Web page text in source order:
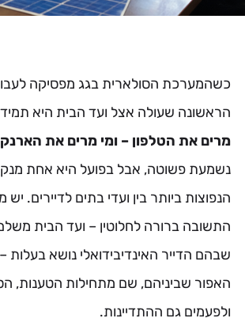
כשהמערכת הסולארית בגג מפסיקה
הראשונה שעולה אצל ועד הבית היא
מרים את הטלפון – ומי מרים את
נשמעת פשוטה, אבל בפועל היא אחת
הנפוצות ביותר בין ועדי בתים לדיירים.
התשובה ברורה לחלוטין – ועד הבית
שבהם הדייר האינדיבידואלי נושא בעלות
האפור שביניהם, שם מתחילות הטענות,
ולפעמים גם ההתדיינות.